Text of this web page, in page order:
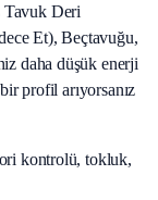
Tavuk Deri
Et), Beçtavuğu,
daha düşük enerji
profil arıyorsanız
kontrolü, tokluk,